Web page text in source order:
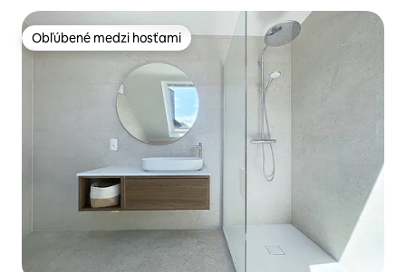
Obľúbené medzi hosťami
Obľúbené medzi hosťami